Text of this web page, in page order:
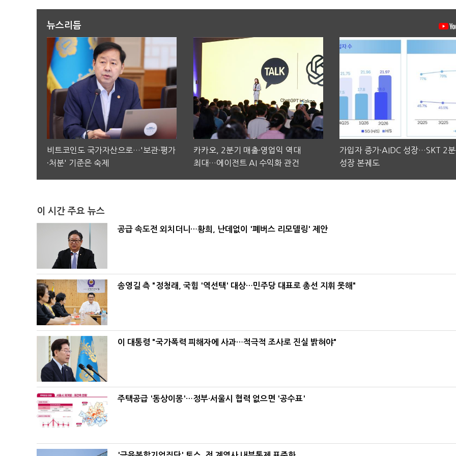
뉴스리듬
비트코인도 국가자산으로…'보관·평가
·처분' 기준은 숙제
카카오, 2분기 매출·영업익 역대
최대…에이전트 AI 수익화 관건
가입자 증가·AIDC 성장…SKT 2
성장 본궤도
이 시간 주요 뉴스
공급 속도전 외치더니…황희, 난데없이 '폐버스 리모델링' 제안
송영길 측 "정청래, 국힘 '역선택' 대상…민주당 대표로 총선 지휘 못해"
이 대통령 "국가폭력 피해자에 사과…적극적 조사로 진실 밝혀야"
주택공급 '동상이몽'…정부·서울시 협력 없으면 '공수표'